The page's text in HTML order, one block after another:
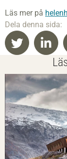
Läs mer på
Dela denna sida: